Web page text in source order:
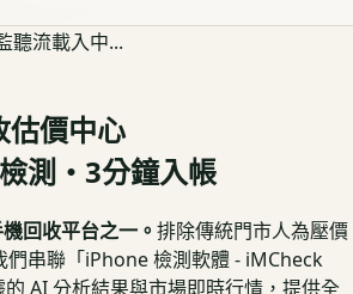
聽流載入中...
估價中心
測・3分鐘入帳
回收平台之一。 排除傳統門市人為壓價
們串聯「iPhone 檢測軟體 - iMCheck
AI 分析結果與市場即時行情，提供全